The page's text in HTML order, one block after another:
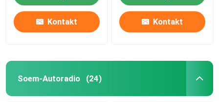
Kontakt Kontakt
Soem-Autoradio (24)